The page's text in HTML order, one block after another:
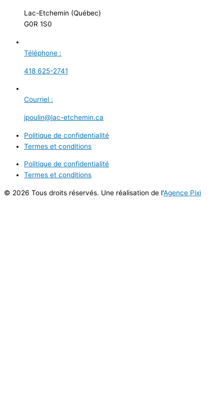
Lac-Etchemin (Québec)
G0R 1S0
Téléphone :
418 625-2741
Courriel :
jpoulin@lac-etchemin.ca
Politique de confidentialité
Termes et conditions
Politique de confidentialité
Termes et conditions
© 2026 Tous droits réservés. Une réalisation de l'Agence Pixi